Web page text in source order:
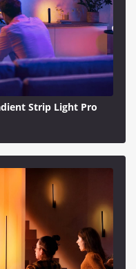
Strip Light Pro